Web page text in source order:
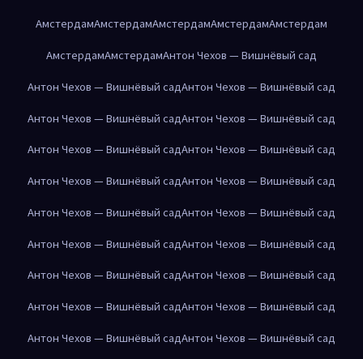
АмстердамАмстердамАмстердамАмстердамАмстердам
АмстердамАмстердамАнтон Чехов — Вишнёвый сад
Антон Чехов — Вишнёвый садАнтон Чехов — Вишнёвый сад
Антон Чехов — Вишнёвый садАнтон Чехов — Вишнёвый сад
Антон Чехов — Вишнёвый садАнтон Чехов — Вишнёвый сад
Антон Чехов — Вишнёвый садАнтон Чехов — Вишнёвый сад
Антон Чехов — Вишнёвый садАнтон Чехов — Вишнёвый сад
Антон Чехов — Вишнёвый садАнтон Чехов — Вишнёвый сад
Антон Чехов — Вишнёвый садАнтон Чехов — Вишнёвый сад
Антон Чехов — Вишнёвый садАнтон Чехов — Вишнёвый сад
Антон Чехов — Вишнёвый садАнтон Чехов — Вишнёвый сад